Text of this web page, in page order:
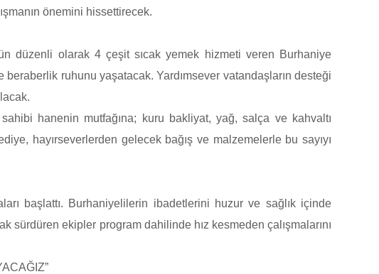
önemini hissettirecek.
düzenli olarak 4 çeşit sıcak yemek hizmeti veren Burhaniye
ruhunu yaşatacak. Yardımsever vatandaşların desteği
hanenin mutfağına; kuru bakliyat, yağ, salça ve kahvaltı
hayırseverlerden gelecek bağış ve malzemelerle bu sayıyı
başlattı. Burhaniyelilerin ibadetlerini huzur ve sağlık içinde
sürdüren ekipler program dahilinde hız kesmeden çalışmalarını